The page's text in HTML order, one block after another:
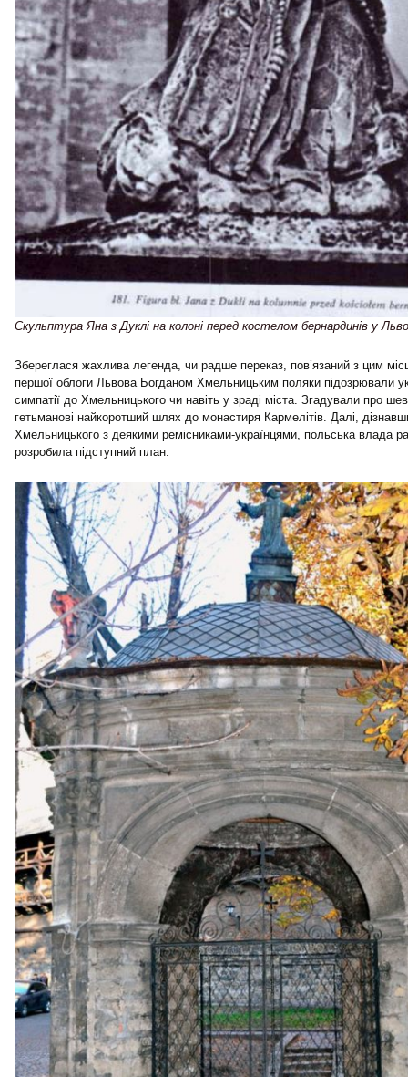
Скульптура Яна з Дуклі на колоні перед костелом бернардинів у
Збереглася жахлива легенда, чи радше переказ, пов’язаний з цим
першої облоги Львова Богданом Хмельницьким поляки підозрювали
симпатії до Хмельницького чи навіть у зраді міста. Згадували про
гетьманові найкоротший шлях до монастиря Кармелітів. Далі,
Хмельницького з деякими ремісниками-українцями, польська влада
розробила підступний план.